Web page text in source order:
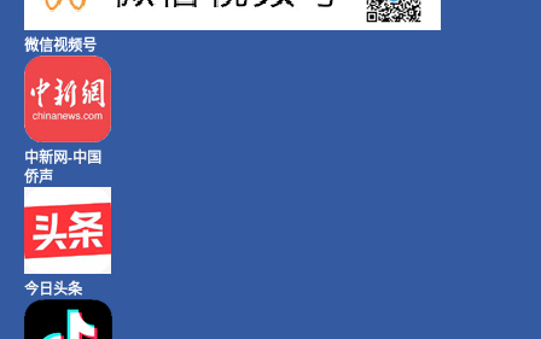
微信视频号
中新网-中国
侨声
今日头条